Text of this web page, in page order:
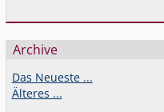
Archive
Das Neueste ...
Älteres ...